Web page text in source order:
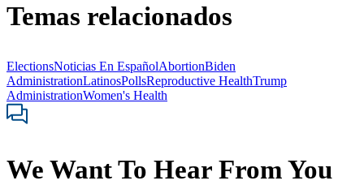
Temas relacionados
ElectionsNoticias En EspañolAbortionBiden
AdministrationLatinosPollsReproductive HealthTrump
AdministrationWomen's Health
We Want To Hear From You